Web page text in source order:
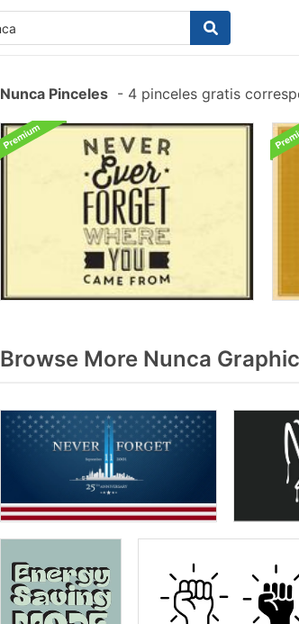
Nunca Pinceles - 4 pinceles gratis
Browse More Nunca